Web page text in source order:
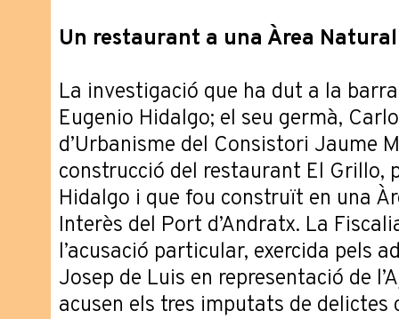
Un restaurant a una Àrea Natural
La investigació que ha dut a la barra
Eugenio Hidalgo; el seu germà,
d’Urbanisme del Consistori Jaume
construcció del restaurant El Grillo,
Hidalgo i que fou construït en una
Interès del Port d’Andratx. La
l’acusació particular, exercida pels
Josep de Luis en representació de
acusen els tres imputats de delictes